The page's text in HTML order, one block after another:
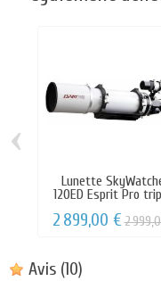
Lunette
120ED Esprit Pro
2 899,00 €2
‹
Avis (10)